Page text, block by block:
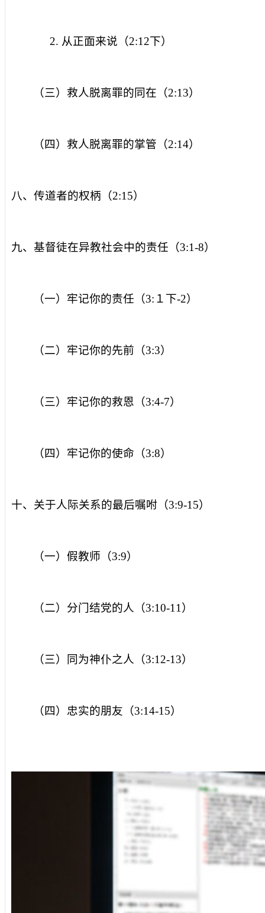
2. 从正面来说（2:12下）
（三）救人脱离罪的同在（2:13）
（四）救人脱离罪的掌管（2:14）
八、传道者的权柄（2:15）
九、基督徒在异教社会中的责任（3:1-8）
（一）牢记你的责任（3: １下-2）
（二）牢记你的先前（3:3）
（三）牢记你的救恩（3:4-7）
（四）牢记你的使命（3:8）
十、关于人际关系的最后嘱咐（3:9-15）
（一）假教师（3:9）
（二）分门结党的人（3:10-11 ）
（三）同为神仆之人（3:12-13）
（四）忠实的朋友（3:14-15）